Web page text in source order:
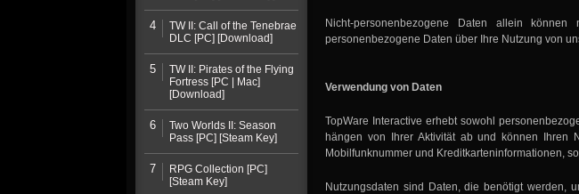
4
TW II: Call of the Tenebrae
DLC [PC] [Download]
5
TW II: Pirates of the Flying
Fortress [PC | Mac]
[Download]
6
Two Worlds II: Season
Pass [PC] [Steam Key]
7
RPG Collection [PC]
[Steam Key]
Nicht-personenbezogene Daten allein
personenbezogene Daten über Ihre Nutzung von
Verwendung von Daten
TopWare Interactive erhebt sowohl
hängen von Ihrer Aktivität ab und können Ihren
Mobilfunknummer und Kreditkarteninformationen,
Nutzungsdaten sind Daten, die benötigt werden,